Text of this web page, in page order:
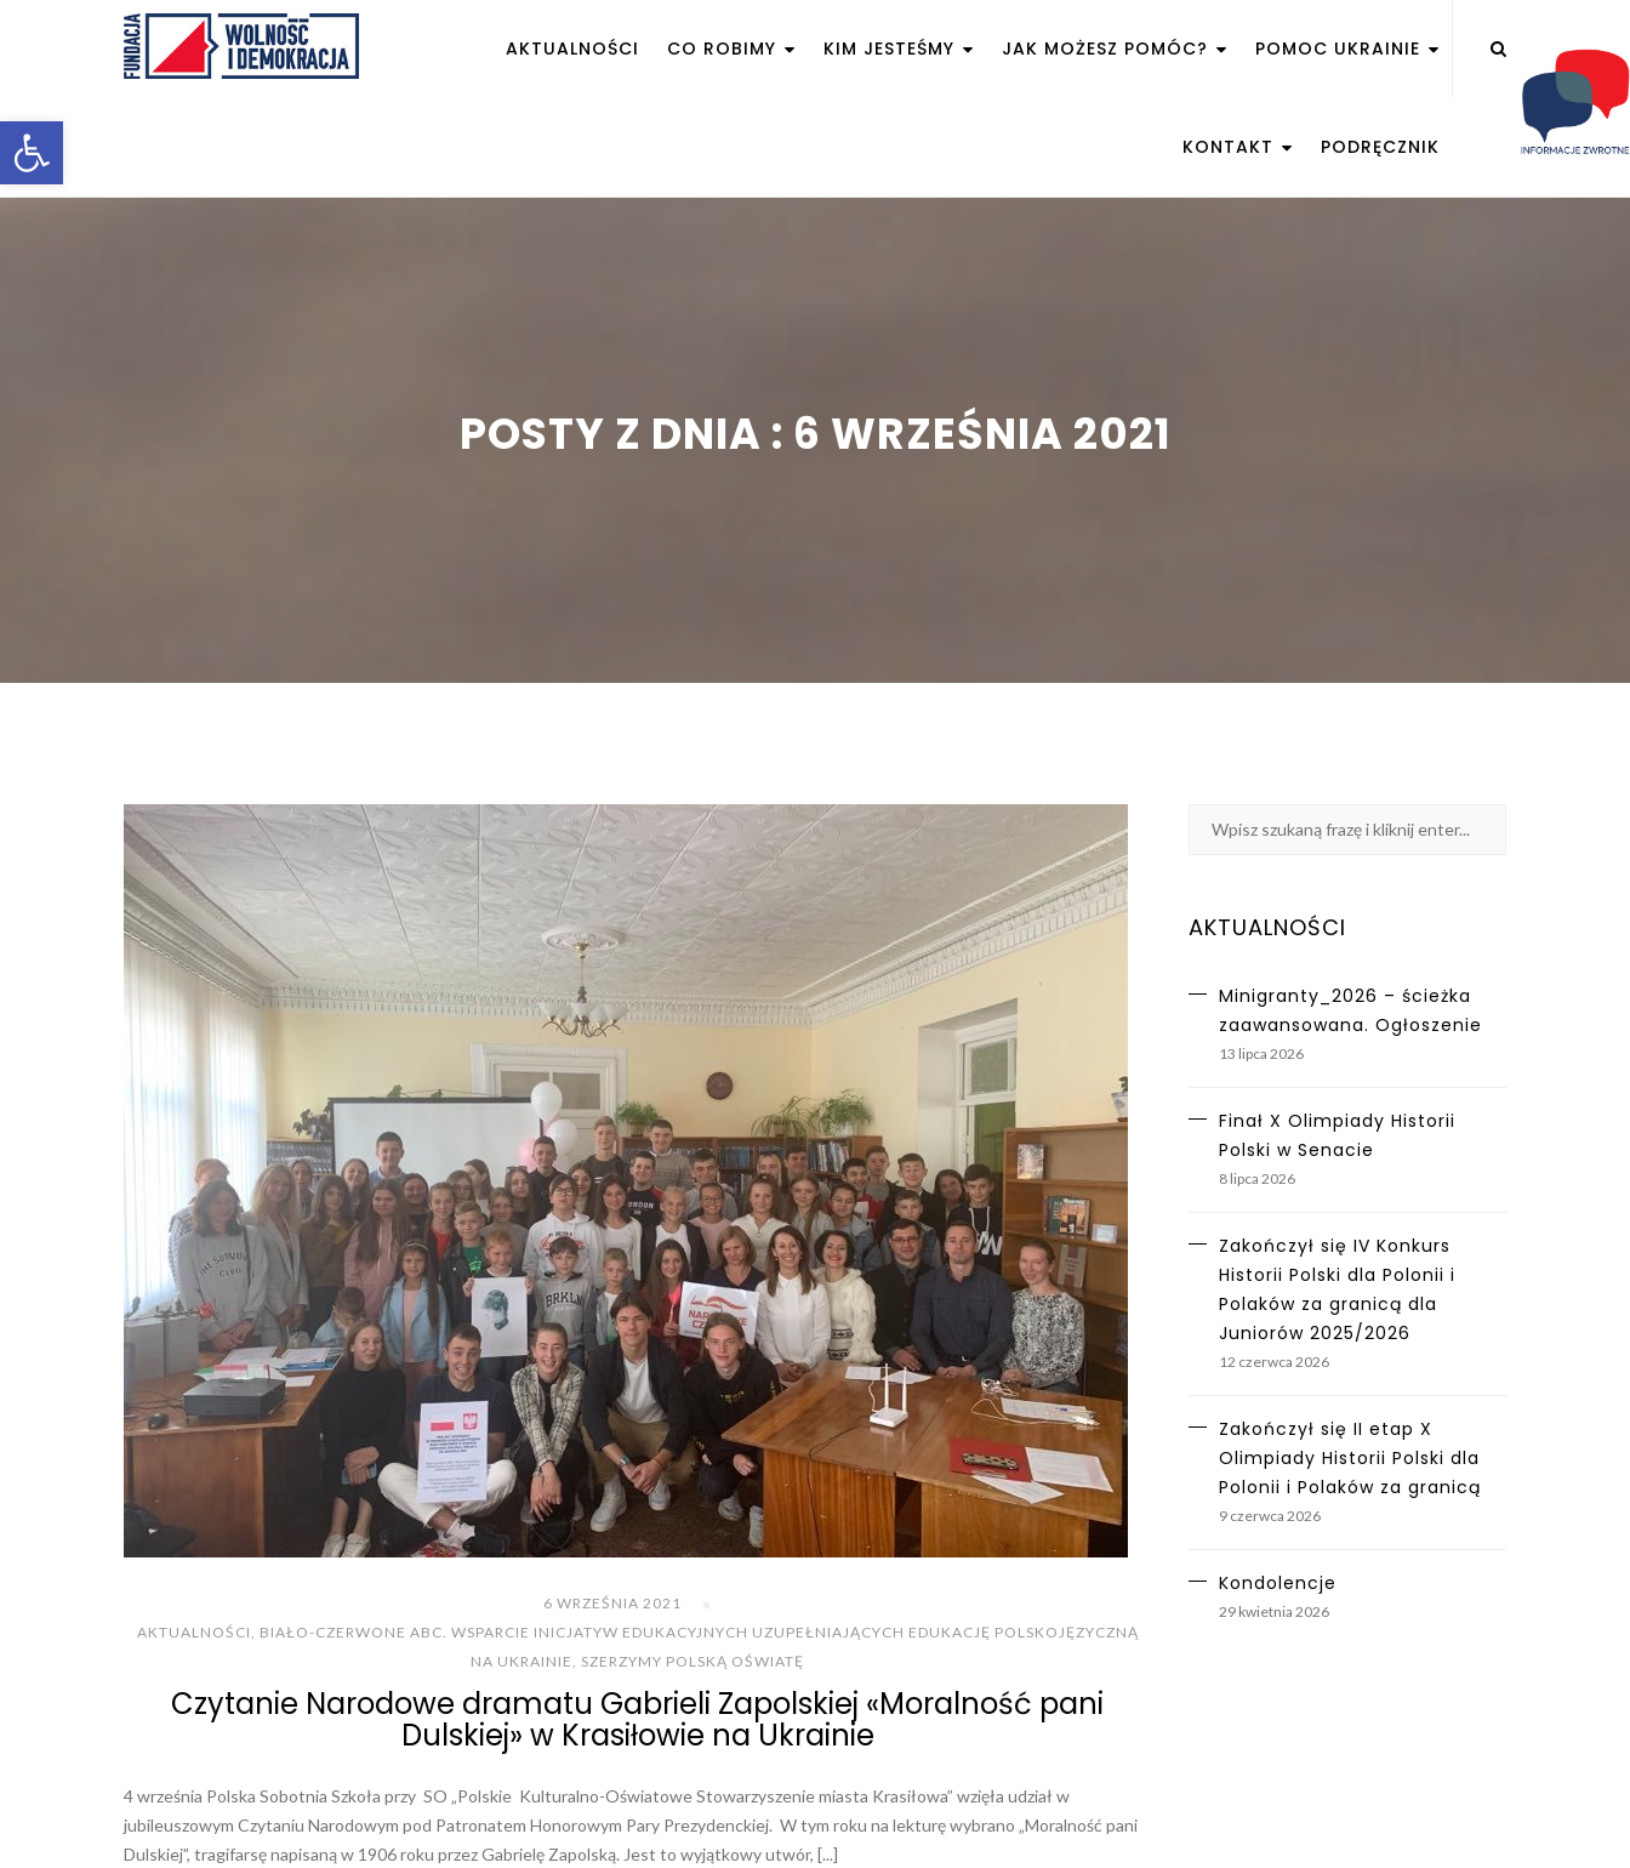
Otwórz pasek narzędzi
AKTUALNOŚCI CO ROBIMY KIM JESTEŚMY JAK MOŻESZ POMÓC? POMOC UKRAINIE
KONTAKT PODRĘCZNIK
POSTY Z DNIA : 6 WRZEŚNIA 2021
6 WRZEŚNIA 2021
AKTUALNOŚCI, BIAŁO-CZERWONE ABC. WSPARCIE INICJATYW EDUKACYJNYCH UZUPEŁNIAJĄCYCH EDUKACJĘ POLSKOJĘZYCZNĄ
NA UKRAINIE, SZERZYMY POLSKĄ OŚWIATĘ
Czytanie Narodowe dramatu Gabrieli Zapolskiej «Moralność pani
Dulskiej» w Krasiłowie na Ukrainie
4 września Polska Sobotnia Szkoła przy SO „Polskie Kulturalno-Oświatowe Stowarzyszenie miasta Krasiłowa” wzięła udział w
jubileuszowym Czytaniu Narodowym pod Patronatem Honorowym Pary Prezydenckiej. W tym roku na lekturę wybrano „Moralność pani
Dulskiej”, tragifarsę napisaną w 1906 roku przez Gabrielę Zapolską. Jest to wyjątkowy utwór, [...]
AKTUALNOŚCI
Minigranty_2026 – ścieżka
zaawansowana. Ogłoszenie
13 lipca 2026
Finał X Olimpiady Historii
Polski w Senacie
8 lipca 2026
Zakończył się IV Konkurs
Historii Polski dla Polonii i
Polaków za granicą dla
Juniorów 2025/2026
12 czerwca 2026
Zakończył się II etap X
Olimpiady Historii Polski dla
Polonii i Polaków za granicą
9 czerwca 2026
Kondolencje
29 kwietnia 2026